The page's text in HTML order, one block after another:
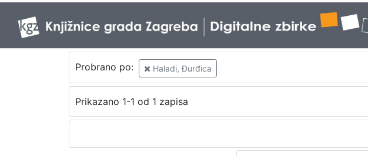
Probrano po: Haladi, Đurđica
Prikazano 1-1 od 1 zapisa